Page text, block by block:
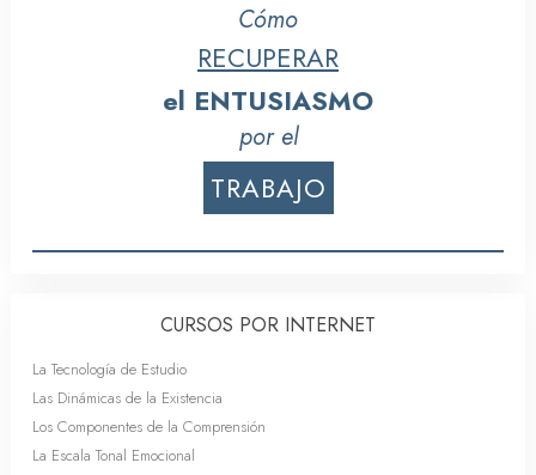
Cómo
RECUPERAR
el ENTUSIASMO
por el
TRABAJO
CURSOS POR INTERNET
La Tecnología de Estudio
Las Dinámicas de la Existencia
Los Componentes de la Comprensión
La Escala Tonal Emocional